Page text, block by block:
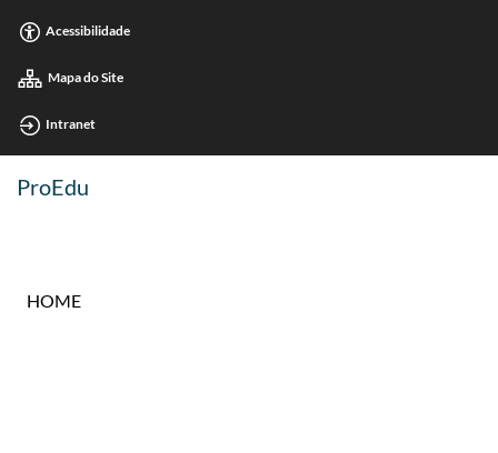
Acessibilidade
Mapa do Site
Intranet
ProEdu
HOME